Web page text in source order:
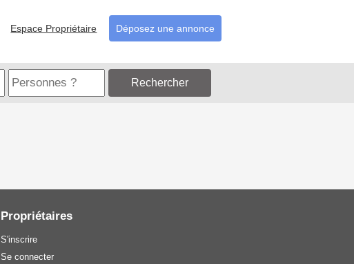
Espace Propriétaire Déposez une annonce
Rechercher
Propriétaires
S'inscrire
Se connecter